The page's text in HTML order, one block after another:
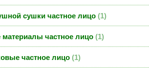
сушки частное лицо 1
частное лицо 1
частное лицо 1